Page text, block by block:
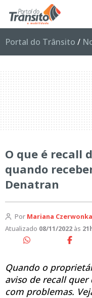
Portal do Trânsito /
O que é recall
quando
Denatran
Por Mariana Czerwonka
Atualizado 08/11/2022 às
Quando o
aviso de recall
com problemas.